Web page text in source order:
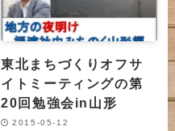
東北まちづくりオフサ
イトミーティングの第
20回勉強会in山形
2015-05-12